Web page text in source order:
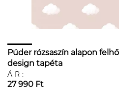
Púder rózsaszín alapon
design tapéta
ÁR:
27 990 Ft